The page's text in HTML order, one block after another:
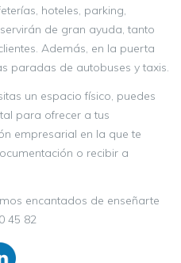
hoteles, parking,
de gran ayuda, tanto
Además, en la puerta
paradas de autobuses y taxis.
un espacio físico, puedes
para ofrecer a tus
empresarial en la que te
o recibir a
encantados de enseñarte
45 82
el-
tu-opcion-